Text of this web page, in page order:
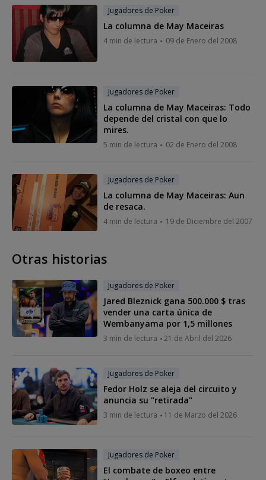
Jugadores de Poker
La columna de May Maceiras
4 min de lectura 09 de Enero del 2008
Jugadores de Poker
La columna de May Maceiras: Todo
depende del cristal con que lo
mires.
5 min de lectura 02 de Enero del 2008
Jugadores de Poker
La columna de May Maceiras: Aun
de resaca.
4 min de lectura 19 de Diciembre del 2007
Otras historias
Jugadores de Poker
Jared Bleznick gana 500.000 $ tras
vender una carta única de
Wembanyama por 1,5 millones
3 min de lectura 21 de Abril del 2026
Jugadores de Poker
Fedor Holz se aleja del circuito y
anuncia su "retirada"
3 min de lectura 11 de Marzo del 2026
Jugadores de Poker
El combate de boxeo entre